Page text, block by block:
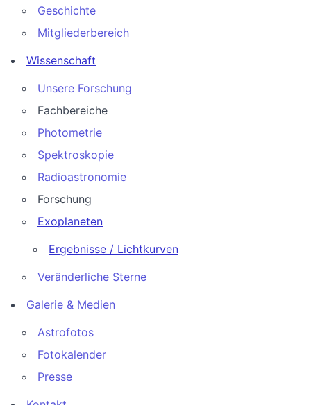
Geschichte
Mitgliederbereich
Wissenschaft
Unsere Forschung
Fachbereiche
Photometrie
Spektroskopie
Radioastronomie
Forschung
Exoplaneten
Ergebnisse / Lichtkurven
Veränderliche Sterne
Galerie & Medien
Astrofotos
Fotokalender
Presse